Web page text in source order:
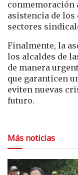
conmemoración
asistencia de los
sectores
Finalmente, la
los alcaldes de
de manera
que garanticen
eviten nuevas
futuro.
Más noticias